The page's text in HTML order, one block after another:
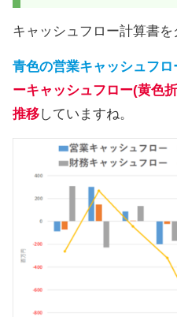
キャッシュフロー計算書を
青色の営業キャッシュフ
ーキャッシュフロー(黄色
推移していますね。